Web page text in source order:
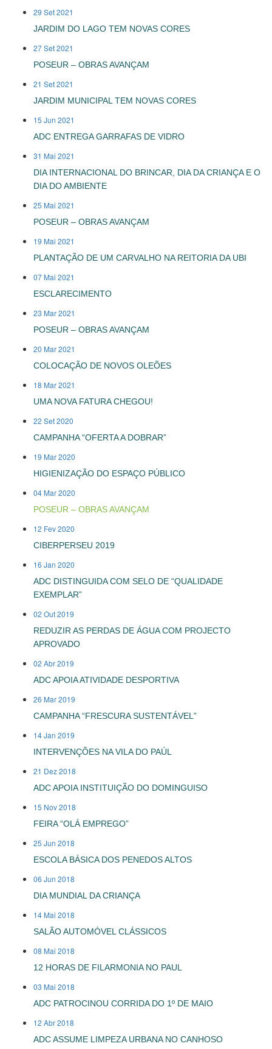
29 Set 2021
JARDIM DO LAGO TEM NOVAS CORES
27 Set 2021
POSEUR – OBRAS AVANÇAM
21 Set 2021
JARDIM MUNICIPAL TEM NOVAS CORES
15 Jun 2021
ADC ENTREGA GARRAFAS DE VIDRO
31 Mai 2021
DIA INTERNACIONAL DO BRINCAR, DIA DA CRIANÇA E O
DIA DO AMBIENTE
25 Mai 2021
POSEUR – OBRAS AVANÇAM
19 Mai 2021
PLANTAÇÃO DE UM CARVALHO NA REITORIA DA UBI
07 Mai 2021
ESCLARECIMENTO
23 Mar 2021
POSEUR – OBRAS AVANÇAM
20 Mar 2021
COLOCAÇÃO DE NOVOS OLEÕES
18 Mar 2021
UMA NOVA FATURA CHEGOU!
22 Set 2020
CAMPANHA “OFERTA A DOBRAR”
19 Mar 2020
HIGIENIZAÇÃO DO ESPAÇO PÚBLICO
04 Mar 2020
POSEUR – OBRAS AVANÇAM
12 Fev 2020
CIBERPERSEU 2019
16 Jan 2020
ADC DISTINGUIDA COM SELO DE “QUALIDADE
EXEMPLAR”
02 Out 2019
REDUZIR AS PERDAS DE ÁGUA COM PROJECTO
APROVADO
02 Abr 2019
ADC APOIA ATIVIDADE DESPORTIVA
26 Mar 2019
CAMPANHA “FRESCURA SUSTENTÁVEL”
14 Jan 2019
INTERVENÇÕES NA VILA DO PAÚL
21 Dez 2018
ADC APOIA INSTITUIÇÃO DO DOMINGUISO
15 Nov 2018
FEIRA “OLÁ EMPREGO”
25 Jun 2018
ESCOLA BÁSICA DOS PENEDOS ALTOS
06 Jun 2018
DIA MUNDIAL DA CRIANÇA
14 Mai 2018
SALÃO AUTOMÓVEL CLÁSSICOS
08 Mai 2018
12 HORAS DE FILARMONIA NO PAUL
03 Mai 2018
ADC PATROCINOU CORRIDA DO 1º DE MAIO
12 Abr 2018
ADC ASSUME LIMPEZA URBANA NO CANHOSO